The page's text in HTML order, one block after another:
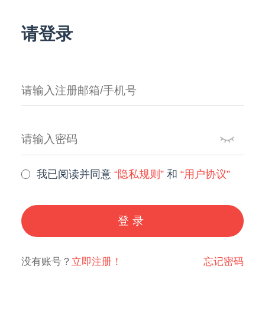
请登录
我已阅读并同意“隐私规则” 和“用户协议”
登录
没有账号？ 立即注册！ 忘记密码